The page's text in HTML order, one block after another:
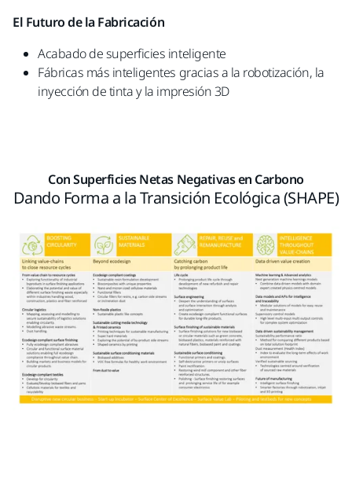
El Futuro de la Fabricación
Acabado de superficies inteligente​
Fábricas más inteligentes gracias a la robotización, la
inyección de tinta y la impresión 3D
Con Superficies Netas Negativas en Carbono
Dando Forma a la Transición Ecológica (SHAPE)